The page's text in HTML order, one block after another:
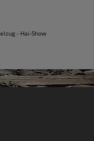
- Hai-Show